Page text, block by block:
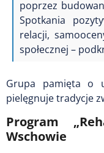
poprzez
Spotkania
relacji,
społecznej –
Grupa pamięta o
pielęgnuje tradycje
Program
Wschowie